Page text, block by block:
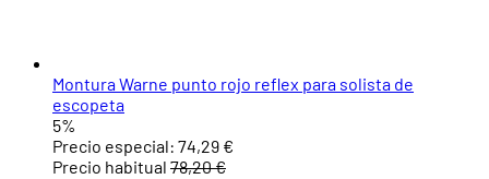
Montura Warne punto rojo reflex para solista de
escopeta
5%
Precio especial: 74,29 €
Precio habitual 78,20 €